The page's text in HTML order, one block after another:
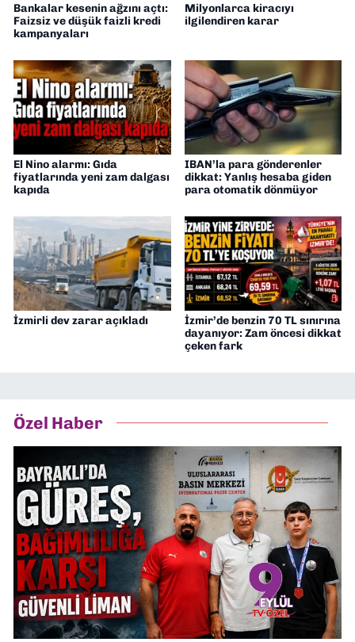
Bankalar kesenin ağzını açtı:
Faizsiz ve düşük faizli kredi
kampanyaları
Milyonlarca kiracıyı
ilgilendiren karar
El Nino alarmı: Gıda
fiyatlarında yeni zam dalgası
kapıda
IBAN’la para gönderenler
dikkat: Yanlış hesaba giden
para otomatik dönmüyor
İzmirli dev zarar açıkladı
İzmir’de benzin 70 TL sınırına
dayanıyor: Zam öncesi dikkat
çeken fark
Özel Haber